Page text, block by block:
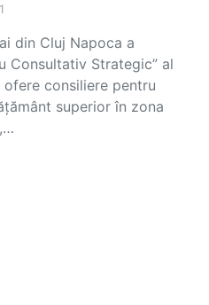
din Cluj Napoca a
Consultativ Strategic” al
consiliere pentru
superior în zona